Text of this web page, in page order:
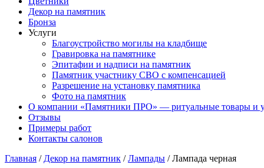
Декор на памятник
Бронза
Услуги
Благоустройство могилы на кладбище
Гравировка на памятнике
Эпитафии и надписи на памятник
Памятник участнику СВО с компенсацией
Разрешение на установку памятника
Фото на памятник
О компании «Памятники ПРО» — ритуальные товары и
Отзывы
Примеры работ
Контакты салонов
Главная / Декор на памятник /Лампады /Лампада черная